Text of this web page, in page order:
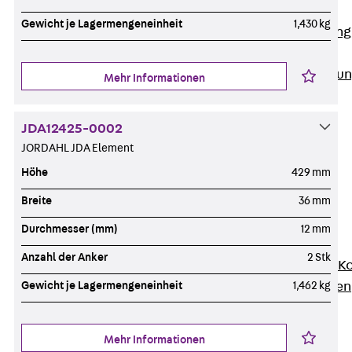
Anwendungsgebiete
Bodengeführte
Services
Montage
Beratung, Planung,
Individuelle Lösungen
Referenzen
Gewicht je Lagermengeneinheit 1,430 kg
Mehr Informationen
JDA12425-0002
JORDAHL JDA Element
Höhe 429 mm
Breite 36 mm
Durchmesser (mm) 12 mm
Anzahl der Anker 2 Stk
Gewicht je Lagermengeneinheit 1,462 kg
Mehr Informationen